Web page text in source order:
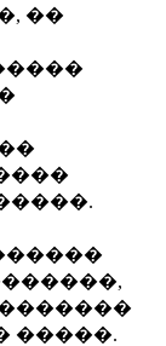
��
�����.